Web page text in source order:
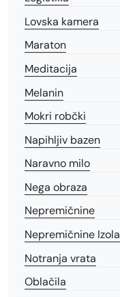
Lovska kamera
Maraton
Meditacija
Melanin
Mokri robčki
Napihljiv bazen
Naravno milo
Nega obraza
Nepremičnine
Nepremičnine Izola
Notranja vrata
Oblačila